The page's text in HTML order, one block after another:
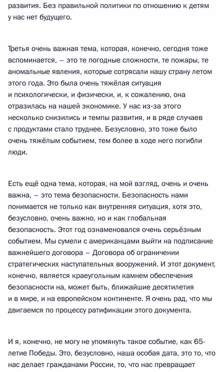
развития. Без правильной политики по отношению к детям
у нас нет будущего.
Третья очень важная тема, которая, конечно, сегодня тоже
вспоминается, – это те погодные сложности, те пожары, те
аномальные явления, которые сотрясали нашу страну летом
этого года. Это была очень тяжёлая ситуация
и психологически, и физически, и, к сожалению, она
отразилась на нашей экономике. У нас из‑за этого
несколько снизились и темпы развития, и в ряде случаев
с продуктами стало труднее. Безусловно, это тоже было
очень тяжёлым событием, тем более в ходе него погибли
люди.
Есть ещё одна тема, которая, на мой взгляд, очень и очень
важна, – это тема безопасности. Безопасность нами
понимается не только как внутренняя ситуация, хотя это,
безусловно, очень важно, но и как глобальная
безопасность. Этот год ознаменовался очень серьёзным
событием. Мы сумели с американцами выйти на подписание
важнейшего договора – Договора об ограничении
стратегических наступательных вооружений. И этот документ,
конечно, является краеугольным камнем обеспечения
безопасности на, может быть, ближайшие десятилетия
и в мире, и на европейском континенте. Я очень рад, что мы
двигаемся по процессу ратификации этого документа.
И я, конечно, не могу не упомянуть такое событие, как 65-
летие Победы. Это, безусловно, наша особая дата, это то, что
нас делает гражданами России, то, что нас превращает